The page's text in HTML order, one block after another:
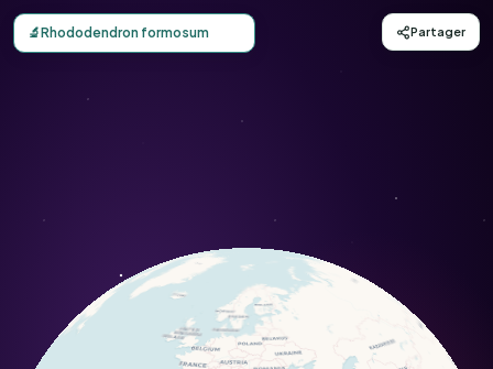
Carte d'observation du Rhododendron formosum
🔬Rhododendron formosum Partager